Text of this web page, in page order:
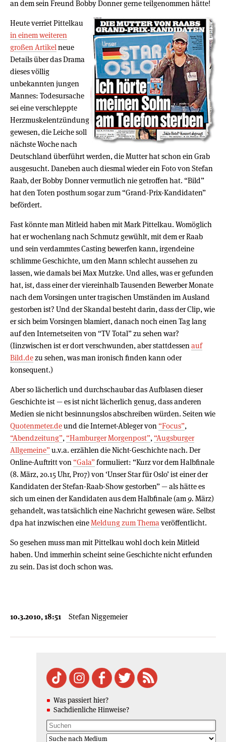
an dem sein Freund Bobby Donner gerne teilgenommen hätte!
Heute verriet Pittelkau
in einem weiteren
großen Artikel neue
Details über das Drama
dieses völlig
unbekannten jungen
Mannes: Todesursache
sei eine verschleppte
Herzmuskelentzündung
gewesen, die Leiche soll
nächste Woche nach
Deutschland überführt werden, die Mutter hat schon ein Grab
ausgesucht. Daneben auch diesmal wieder ein Foto von Stefan
Raab, der Bobby Donner vermutlich nie getroffen hat. “Bild”
hat den Toten posthum sogar zum “Grand-Prix-Kandidaten”
befördert.
Fast könnte man Mitleid haben mit Mark Pittelkau. Womöglich
hat er wochenlang nach Schmutz gewühlt, mit dem er Raab
und sein verdammtes Casting bewerfen kann, irgendeine
schlimme Geschichte, um den Mann schlecht aussehen zu
lassen, wie damals bei Max Mutzke. Und alles, was er gefunden
hat, ist, dass einer der viereinhalb Tausenden Bewerber Monate
nach dem Vorsingen unter tragischen Umständen im Ausland
gestorben ist? Und der Skandal besteht darin, dass der Clip, wie
er sich beim Vorsingen blamiert, danach noch einen Tag lang
auf den Internetseiten von “TV Total” zu sehen war?
(Iinzwischen ist er dort verschwunden, aber stattdessen auf
Bild.de zu sehen, was man ironisch finden kann oder
konsequent.)
Aber so lächerlich und durchschaubar das Aufblasen dieser
Geschichte ist — es ist nicht lächerlich genug, dass anderen
Medien sie nicht besinnungslos abschreiben würden. Seiten wie
Quotenmeter.deund die Internet-Ableger von “Focus”,
“Abendzeitung”, “Hamburger Morgenpost”, “Augsburger
Allgemeine”u.v.a. erzählen die Nicht-Geschichte nach. Der
Online-Auftritt von “Gala”formuliert: “Kurz vor dem Halbfinale
(8. März, 20.15 Uhr, Pro7) von ‘Unser Star für Oslo’ ist einer der
Kandidaten der Stefan-Raab-Show gestorben” — als hätte es
sich um einen der Kandidaten aus dem Halbfinale (am9. März)
gehandelt, was tatsächlich eine Nachricht gewesen wäre. Selbst
dpa hat inzwischen eineMeldung zum Thema veröffentlicht.
So gesehen muss man mit Pittelkau wohl doch kein Mitleid
haben. Und immerhin scheint seine Geschichte nicht erfunden
zu sein. Das ist doch schon was.
10.3.2010, 18:51 Stefan Niggemeier
Was passiert hier?
Sachdienliche Hinweise?